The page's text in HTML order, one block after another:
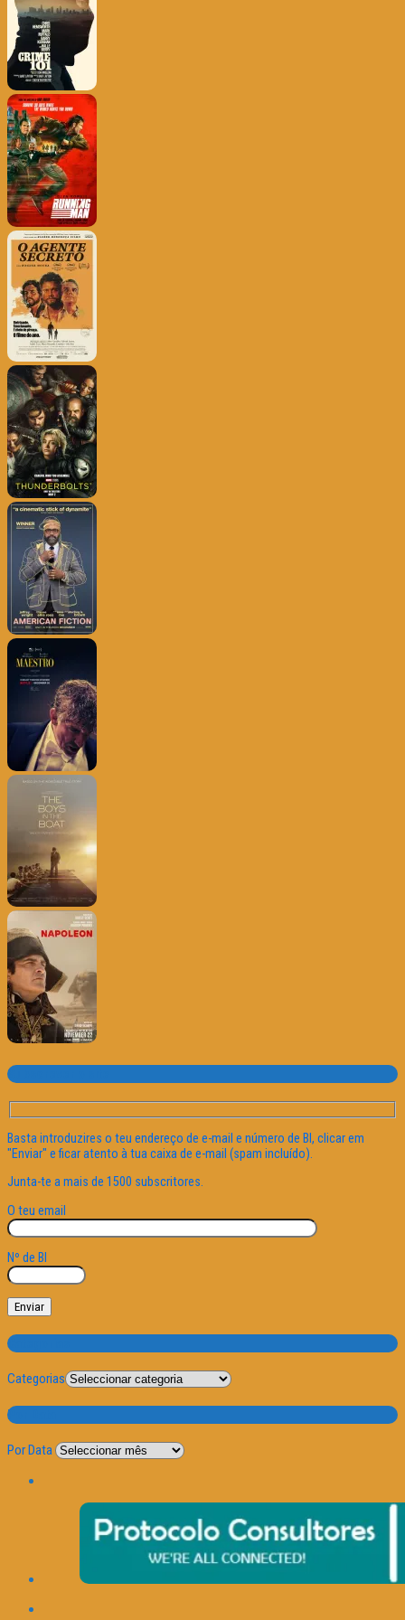
Subscrever o site
Basta introduzires o teu endereço de e-mail e número de BI, clicar em
"Enviar" e ficar atento à tua caixa de e-mail (spam incluído).
Junta-te a mais de 1500 subscritores.
O teu email
Nº de BI
Categorias
Categorias
Por Data
Por Data